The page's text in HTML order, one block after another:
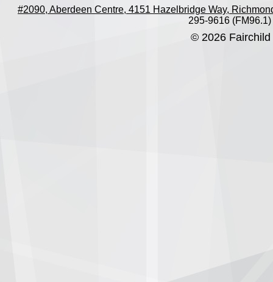
#2090, Aberdeen Centre, 4151 Hazelbridge Way,
295-9616 (FM96.1)
© 2026 Fairchild